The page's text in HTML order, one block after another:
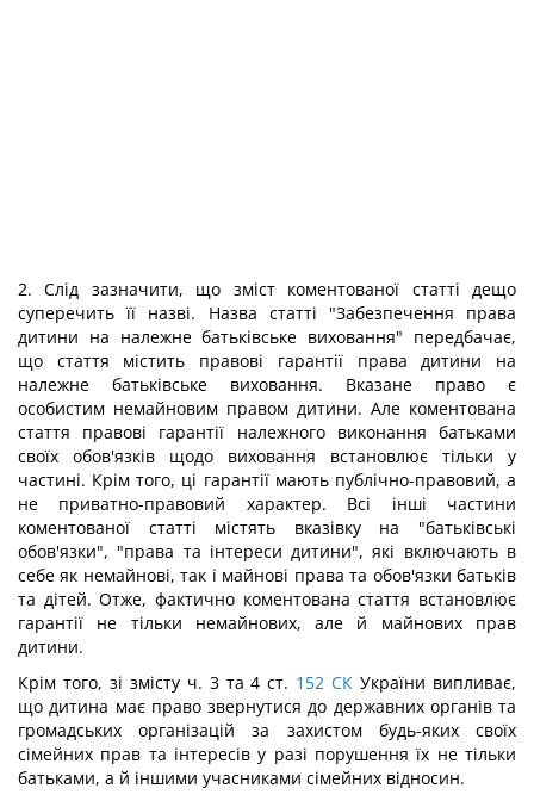
2. Слід зазначити, що зміст коментованої статті дещо
суперечить її назві. Назва статті "Забезпечення права
дитини на належне батьківське виховання" передбачає,
що стаття містить правові гарантії права дитини на
належне батьківське виховання. Вказане право є
особистим немайновим правом дитини. Але коментована
стаття правові гарантії належного виконання батьками
своїх обов'язків щодо виховання встановлює тільки у
частині. Крім того, ці гарантії мають публічно-правовий, а
не приватно-правовий характер. Всі інші частини
коментованої статті містять вказівку на "батьківські
обов'язки", "права та інтереси дитини", які включають в
себе як немайнові, так і майнові права та обов'язки батьків
та дітей. Отже, фактично коментована стаття встановлює
гарантії не тільки немайнових, але й майнових прав
дитини.
Крім того, зі змісту ч. 3 та 4 ст. 152 СК України випливає,
що дитина має право звернутися до державних органів та
громадських організацій за захистом будь-яких своїх
сімейних прав та інтересів у разі порушення їх не тільки
батьками, а й іншими учасниками сімейних відносин.